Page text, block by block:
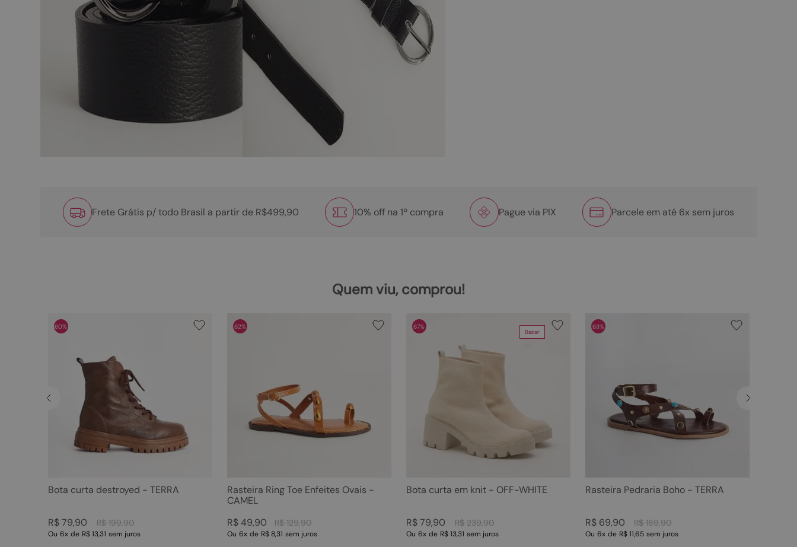
Frete Grátis p/ todo Brasil a partir de R$499,90 10% off na 1º compra Pague via PIX Parcele em até 6x sem juros
Quem viu, comprou!
60%
Bota curta destroyed - TERRA
R$ 199,90
R$ 79,90
Ou 6x de R$ 13,31 sem juros
62%
Rasteira Ring Toe Enfeites Ovais -
CAMEL
R$ 129,90
R$ 49,90
Ou 6x de R$ 8,31 sem juros
Bazar
67%
Bota curta em knit - OFF-WHITE
R$ 239,90
R$ 79,90
Ou 6x de R$ 13,31 sem juros
63%
Rasteira Pedraria Boho - TERRA
R$ 189,90
R$ 69,90
Ou 6x de R$ 11,65 sem juros